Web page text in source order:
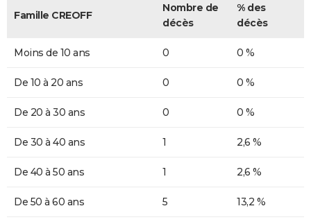
Famille CREOFF
Nombre de
décès
% des
décès
Moins de 10 ans 0 0 %
De 10 à 20 ans 0 0 %
De 20 à 30 ans 0 0 %
De 30 à 40 ans 1 2,6 %
De 40 à 50 ans 1 2,6 %
De 50 à 60 ans 5 13,2 %